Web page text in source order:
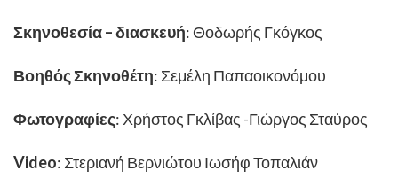
Σκηνοθεσία – διασκευή: Θοδωρής Γκόγκος
Βοηθός Σκηνοθέτη: Σεμέλη Παπαοικονόμου
Φωτογραφίες: Χρήστος Γκλίβας -Γιώργος Σταύρος
Video: Στεριανή Βερνιώτου Ιωσήφ Τοπαλιάν